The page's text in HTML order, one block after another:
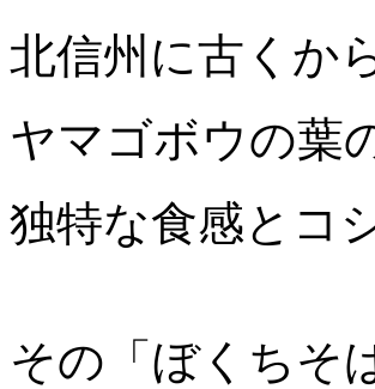
北信州に古くか
ヤマゴボウの葉
独特な食感とコ
その「ぼくちそ